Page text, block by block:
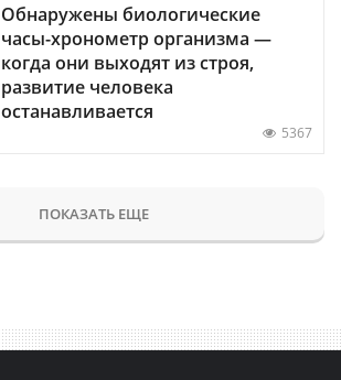
Обнаружены биологические
часы-хронометр организма —
когда они выходят из строя,
развитие человека
останавливается
5367
ПОКАЗАТЬ ЕЩЕ